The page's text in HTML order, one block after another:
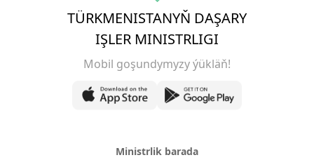
TÜRKMENISTANYŇ DAŞARY
IŞLER MINISTRLIGI
Mobil goşundymyzy ýükläň!
Ministrlik barada